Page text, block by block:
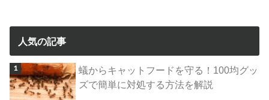
人気の記事
蟻からキャットフードを守る！100均グッ
ズで簡単に対処する方法を解説